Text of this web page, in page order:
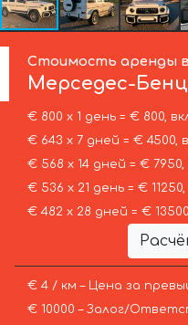
Стоимость аренды
Мерседес-Бенц
€ 800 х 1 день = € 800,
€ 643 х 7 дней = € 4500,
€ 568 х 14 дней = €
€ 536 х 21 день = €
€ 482 х 28 дней = €
€ 4 / км – Цена за
€ 10000 – Залог/